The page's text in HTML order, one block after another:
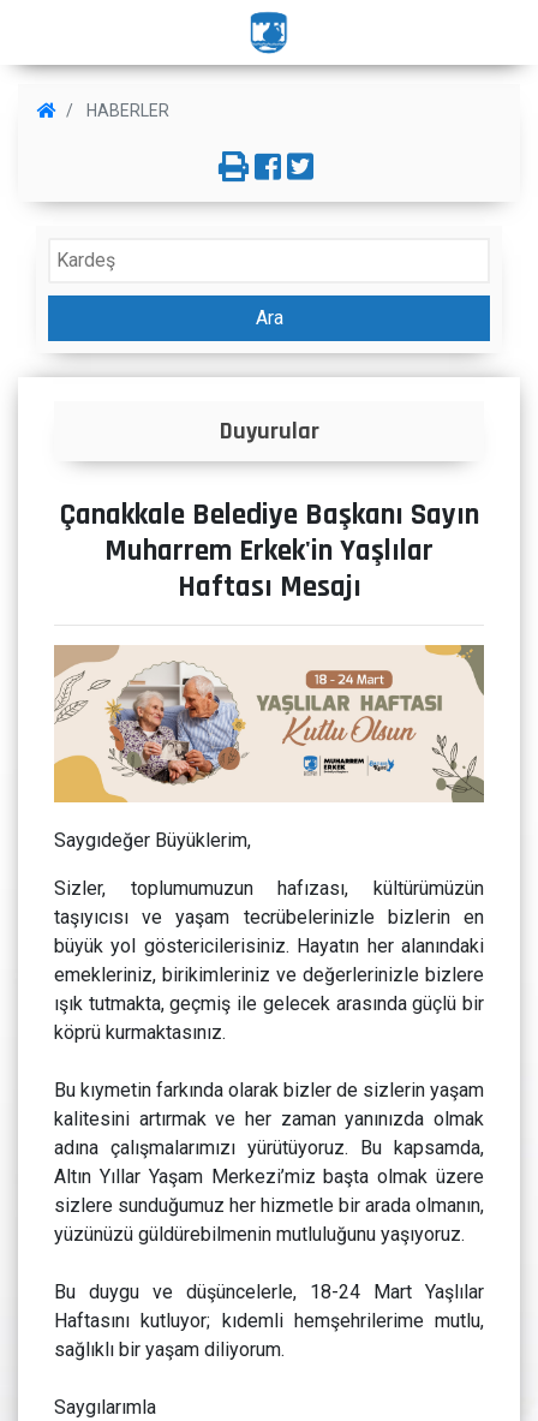
HABERLER
Ara
Duyurular
Çanakkale Belediye Başkanı Sayın
Muharrem Erkek'in Yaşlılar
Haftası Mesajı
Saygıdeğer Büyüklerim,
Sizler, toplumumuzun hafızası, kültürümüzün
taşıyıcısı ve yaşam tecrübelerinizle bizlerin en
büyük yol göstericilerisiniz. Hayatın her alanındaki
emekleriniz, birikimleriniz ve değerlerinizle bizlere
ışık tutmakta, geçmiş ile gelecek arasında güçlü bir
köprü kurmaktasınız.
Bu kıymetin farkında olarak bizler de sizlerin yaşam
kalitesini artırmak ve her zaman yanınızda olmak
adına çalışmalarımızı yürütüyoruz. Bu kapsamda,
Altın Yıllar Yaşam Merkezi’miz başta olmak üzere
sizlere sunduğumuz her hizmetle bir arada olmanın,
yüzünüzü güldürebilmenin mutluluğunu yaşıyoruz.
Bu duygu ve düşüncelerle, 18-24 Mart Yaşlılar
Haftasını kutluyor; kıdemli hemşehrilerime mutlu,
sağlıklı bir yaşam diliyorum.
Saygılarımla